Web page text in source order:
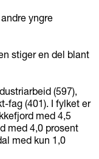
yngre
stiger en del blant
(597),
fag (401). I fylket er
med 4,5
med 4,0 prosent
med kun 1,0